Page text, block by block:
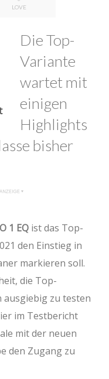
LOVE
Die Top-
Variante
wartet mit
einigen
Highlights
bisher
1 EQ ist das Top-
den Einstieg in
markieren soll.
die Top-
ausgiebig zu testen
im Testbericht
mit der neuen
den Zugang zu